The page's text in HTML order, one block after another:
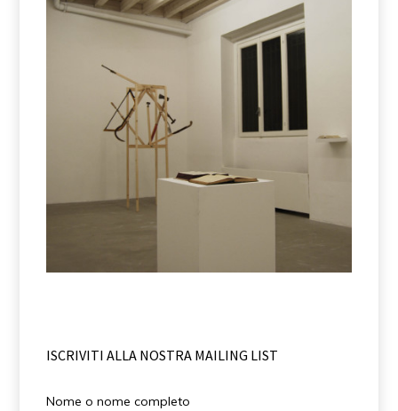
Funzioni & Variabili
ISCRIVITI ALLA NOSTRA MAILING LIST
Nome o nome completo